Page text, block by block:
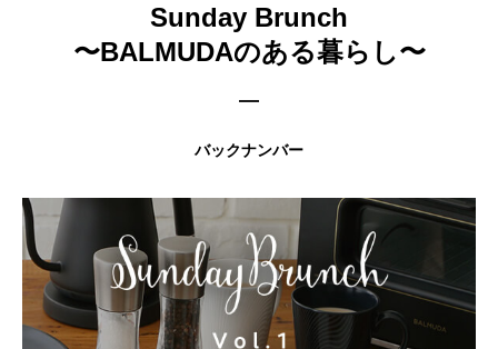
Sunday Brunch
〜BALMUDAのある暮らし〜
バックナンバー